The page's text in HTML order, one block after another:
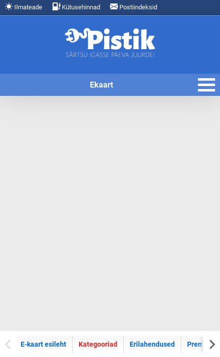
Ilmateade Kütusehinnad Postiindeksid
Ekaart
E-kaart esileht E-kaartide
Kategooriad Erilahendused Premium